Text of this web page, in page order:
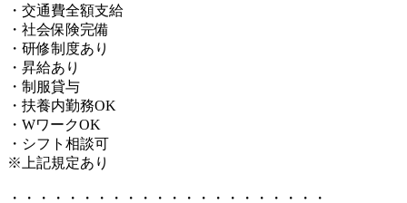
・交通費全額支給
・社会保険完備
・研修制度あり
・昇給あり
・制服貸与
・扶養内勤務OK
・WワークOK
・シフト相談可
※上記規定あり
・・・・・・・・・・・・・・・・・・・・・・